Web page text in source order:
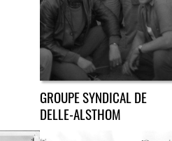
GROUPE SYNDICAL DE
DELLE-ALSTHOM